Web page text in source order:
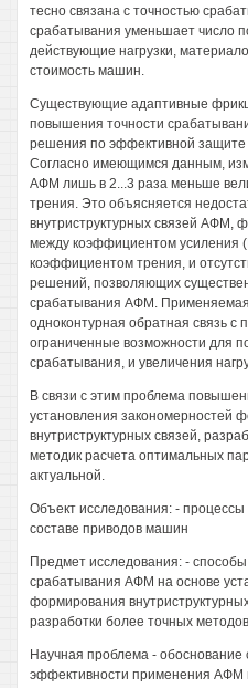
тесно связана с точностью
срабатывания уменьшает число
действующие нагрузки,
стоимость машин.
Существующие адаптивные
повышения точности
решения по эффективной защите
Согласно имеющимся данным,
АФМ лишь в 2...3 раза меньше
трения. Это объясняется
внутриструктурных связей АФМ,
между коэффициентом усиления
коэффициентом трения, и
решений, позволяющих
срабатывания АФМ.
одноконтурная обратная связь с
ограниченные возможности для
срабатывания, и увеличения
В связи с этим проблема
установления закономерностей
внутриструктурных связей,
методик расчета оптимальных
актуальной.
Объект исследования: -
составе приводов машин
Предмет исследования: -
срабатывания АФМ на основе
формирования
разработки более точных
Научная проблема -
эффективности применения АФМ